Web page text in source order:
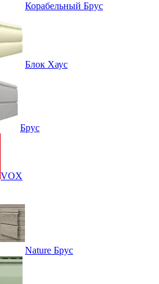
Корабельный Брус
Блок Хаус
Брус
VOX
Nature Брус